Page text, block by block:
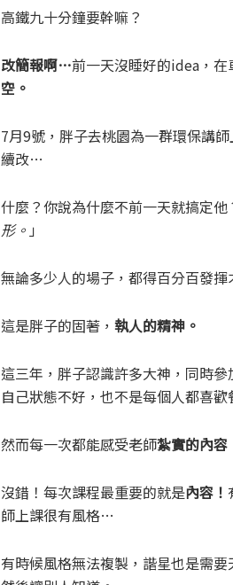
高鐵九十分鐘要幹嘛？
改簡報啊…前一天沒睡好的idea，在
空。
7月9號，胖子去桃園為一群環保講
續改…
什麼？你說為什麼不前一天就搞定
形。 」
無論多少人的場子，都得百分百發
這是胖子的固著， 執人的精神。
這三年，胖子認識許多大神，同時
自己狀態不好，也不是每個人都喜
然而每一次都能感受老師紮實的內容
沒錯！每次課程最重要的就是內容！
師上課很有風格…
有時候風格無法複製，諧星也是需